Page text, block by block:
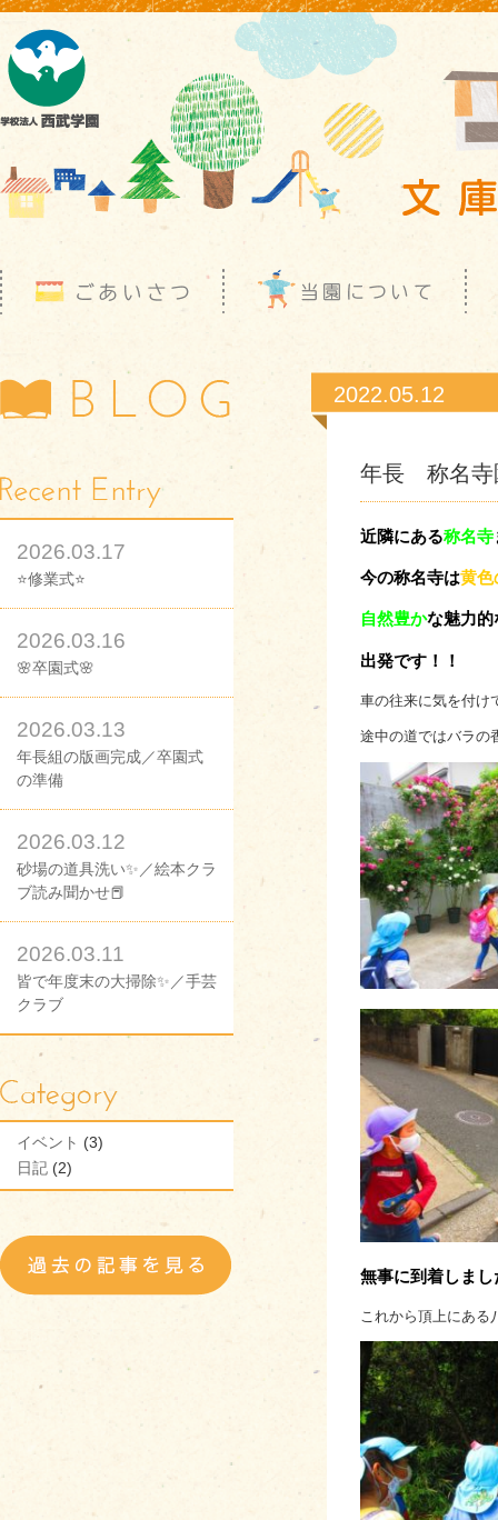
2026.03.17
⭐修業式⭐
2026.03.16
🌸卒園式🌸
2026.03.13
年長組の版画完成／卒園式
の準備
2026.03.12
砂場の道具洗い✨／絵本クラ
ブ読み聞かせ📕
2026.03.11
皆で年度末の大掃除✨／手芸
クラブ
イベント (3)
日記 (2)
2022.05.12
年長 称名寺
近隣にある称名寺
今の称名寺は黄色
自然豊かな魅力的
出発です！！
車の往来に気を付け
途中の道ではバラの
無事に到着しまし
これから頂上にある